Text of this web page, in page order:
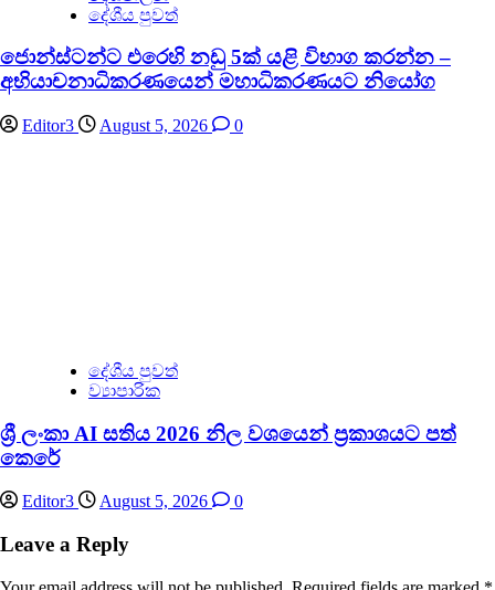
දේශීය පුවත්
ජොන්ස්ටන්ට එරෙහි නඩු 5ක් යළි විභාග කරන්න –
අභියාචනාධිකරණයෙන් මහාධිකරණයට නියෝග
Editor3 August 5, 2026 0
දේශීය පුවත්
ව්‍යාපාරික
ශ්‍රී ලංකා AI සතිය 2026 නිල වශයෙන් ප්‍රකාශයට පත්
කෙරේ
Editor3 August 5, 2026 0
Leave a Reply